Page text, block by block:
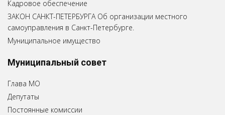
Кадровое обеспечение
ЗАКОН САНКТ-ПЕТЕРБУРГА Об организации местного
самоуправления в Санкт-Петербурге.
Муниципальное имущество
Муниципальный совет
Глава МО
Депутаты
Постоянные комиссии